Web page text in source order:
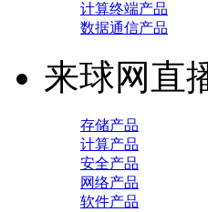
计算终端产品
数据通信产品
来球网直
存储产品
计算产品
安全产品
网络产品
软件产品